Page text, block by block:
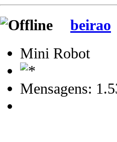
beirao
Mini Robot
Mensagens: